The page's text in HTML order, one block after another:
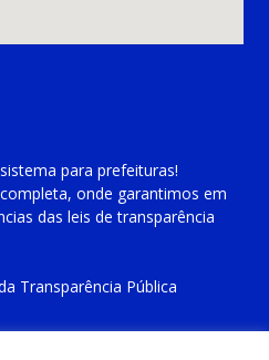
sistema para prefeituras!
completa, onde garantimos em
das leis de transparência
Transparência Pública